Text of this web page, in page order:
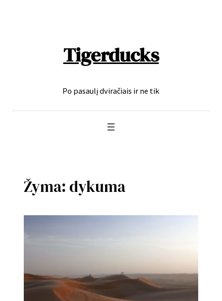
Tigerducks
Po pasaulį dviračiais ir ne tik
Žyma:dykuma